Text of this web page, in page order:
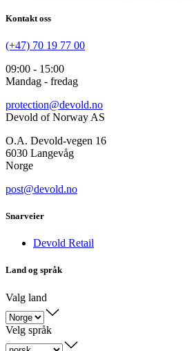
Kontakt oss
(+47) 70 19 77 00
09:00 - 15:00
Mandag - fredag
protection@devold.no
Devold of Norway AS
O.A. Devold-vegen 16
6030 Langevåg
Norge
post@devold.no
Snarveier
Devold Retail
Land og språk
Valg land
Velg språk